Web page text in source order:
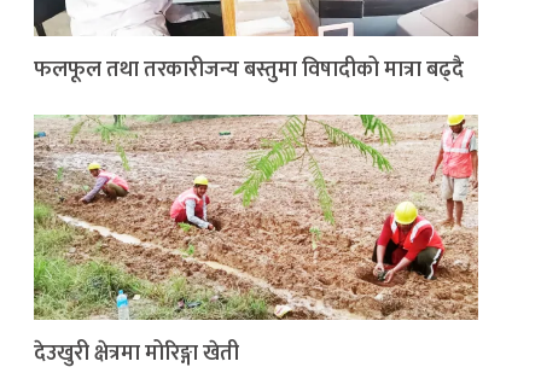
फलफूल तथा तरकारीजन्य बस्तुमा विषादीको मात्रा बढ्दै
देउखुरी क्षेत्रमा मोरिङ्गा खेती